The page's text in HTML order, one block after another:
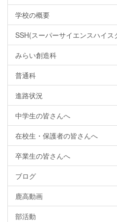
学校の概要
SSH(スーパーサイエンスハイス
みらい創造科
普通科
進路状況
中学生の皆さんへ
在校生・保護者の皆さんへ
卒業生の皆さんへ
ブログ
鹿高動画
部活動